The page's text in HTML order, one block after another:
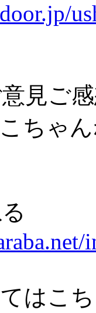
意見ご
ちゃ
はこ